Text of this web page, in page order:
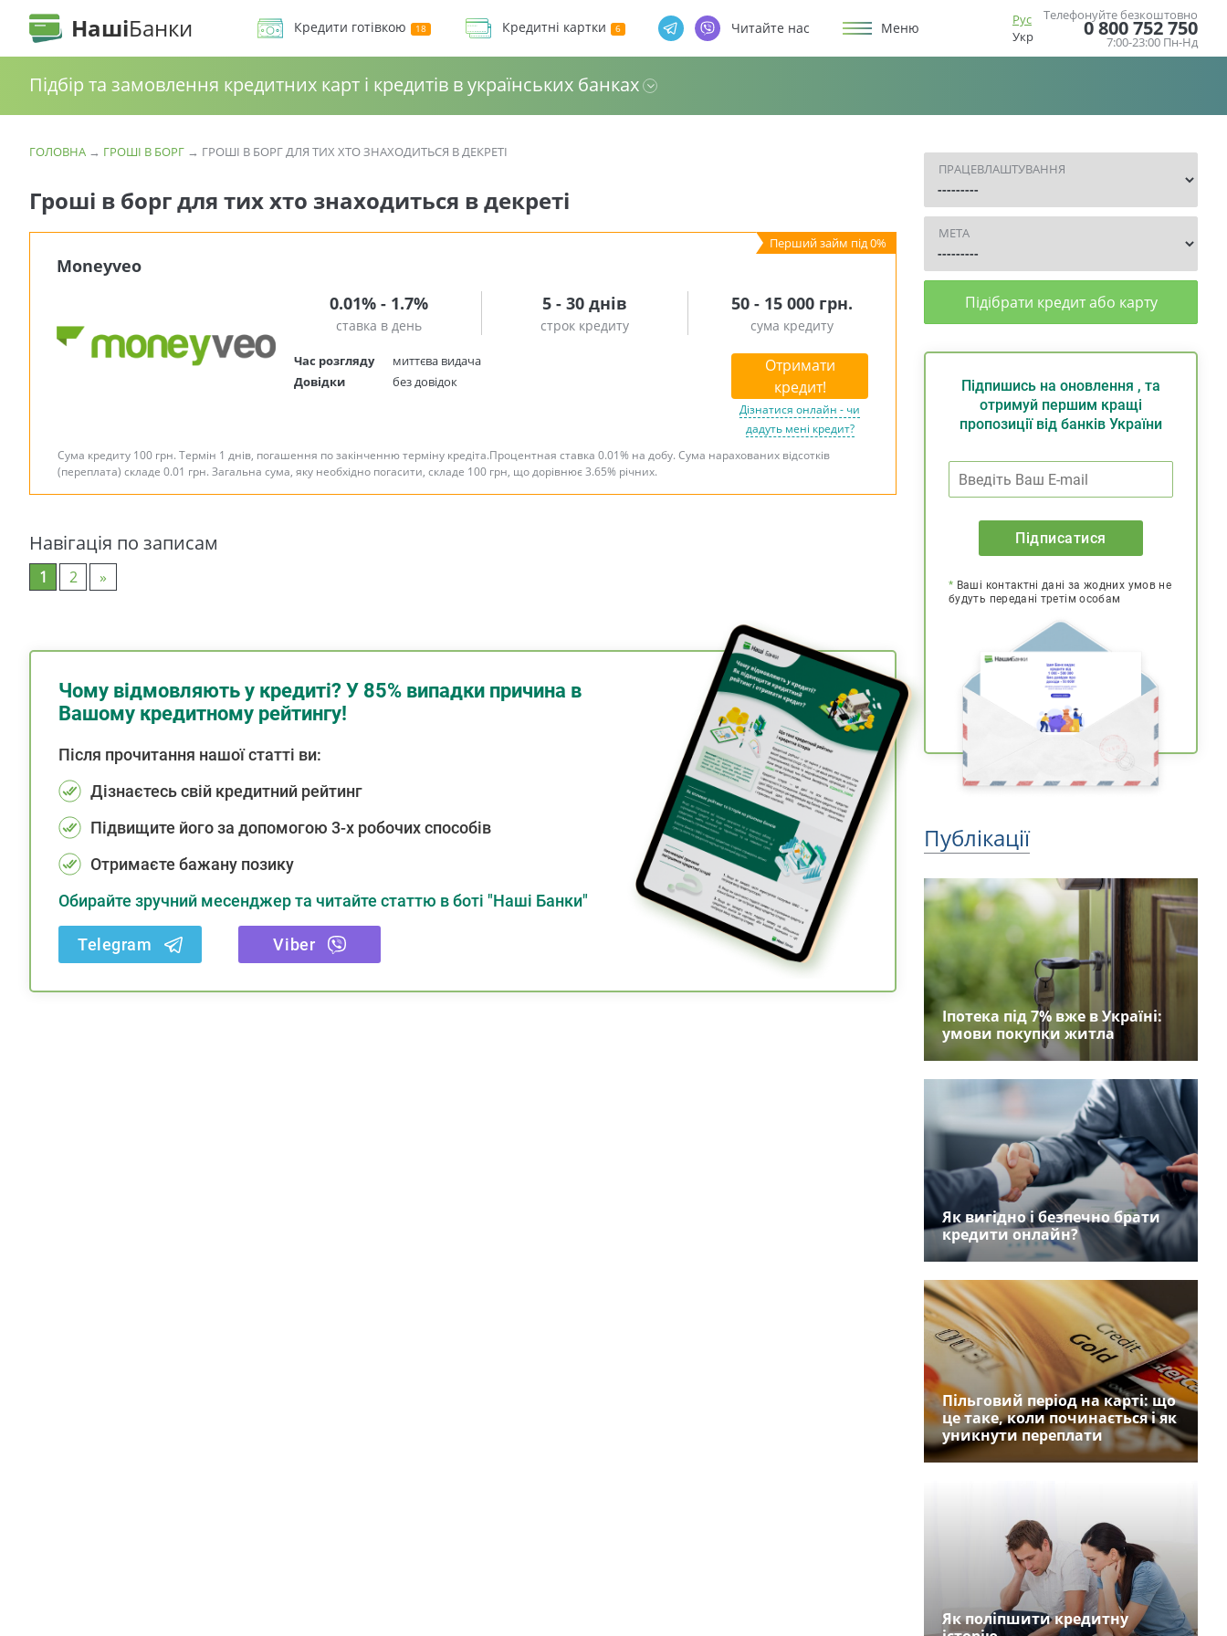
НашіБанки Кредити готівкою Кредитні картки Читайте нас Меню
Рус
Укр
Телефонуйте безкоштовно
0 800 752 750
7:00-23:00 Пн-Нд
Підбір та замовлення кредитних карт і кредитів в українських банках
ГОЛОВНА → ГРОШІ В БОРГ → ГРОШІ В БОРГ ДЛЯ ТИХ ХТО ЗНАХОДИТЬСЯ В ДЕКРЕТІ
Гроші в борг для тих хто знаходиться в декреті
Moneyveo
0.01% - 1.7%
ставка в день
5 - 30 днів
строк кредиту
50 - 15 000 грн.
сума кредиту
Час розгляду
миттєва видача
Довідки
без довідок
Отримати
кредит!
Дізнатися онлайн - чи
дадуть мені кредит?
Сума кредиту 100 грн. Термін 1 днів, погашення по закінченню терміну кредіта.Процентная ставка 0.01% на добу. Сума нарахованих відсотків
(переплата) складе 0.01 грн. Загальна сума, яку необхідно погасити, складе 100 грн, що дорівнює 3.65% річних.
Навігація по записам
1 2 »
Чому відмовляють у кредиті? У 85% випадки причина в
Вашому кредитному рейтингу!
Після прочитання нашої статті ви:
Дізнаєтесь свій кредитний рейтинг
Підвищите його за допомогою 3-х робочих способів
Отримаєте бажану позику
Обирайте зручний месенджер та читайте статтю в боті "Наші Банки"
Telegram Viber
ПРАЦЕВЛАШТУВАННЯ
МЕТА
Підібрати кредит або карту
Підпишись на оновлення , та
отримуй першим кращі
пропозиції від банків України
Підписатися
* Ваші контактні дані за жодних умов не
будуть передані третім особам
Публікації
Іпотека під 7% вже в Україні:
умови покупки житла
Як вигідно і безпечно брати
кредити онлайн?
Пільговий період на карті: що
це таке, коли починається і як
уникнути переплати
Як поліпшити кредитну